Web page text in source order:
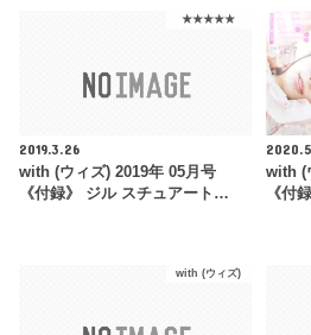
★★★★★
2019.3.26
with (ウィズ) 2019年 05月号
《付録》 ジル スチュアート…
with (
《付
with (ウィズ)